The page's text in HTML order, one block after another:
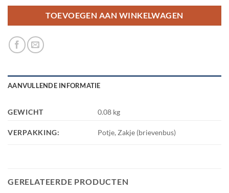
TOEVOEGEN AAN WINKELWAGEN
AANVULLENDE INFORMATIE
GEWICHT 0.08 kg
VERPAKKING: Potje, Zakje (brievenbus)
GERELATEERDE PRODUCTEN